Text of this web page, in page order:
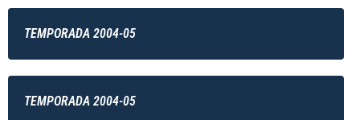
TEMPORADA 2004-05
TEMPORADA 2004-05